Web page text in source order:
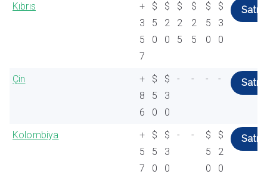
Kıbrıs
+
3
5
7
$
5
0
$
2
0
$
2
5
$
2
5
$
5
0
$
3
0
Satın
Çin
+
8
6
$
5
0
$
3
0
- - - - Satın
Kolombiya
+
5
7
$
5
0
$
3
0
- -
$
5
0
$
2
0
Satın